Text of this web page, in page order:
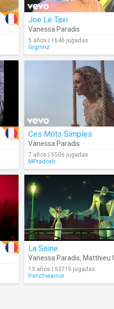
Joe Le Taxi
Vanessa Paradis
5 años | 1646 jugadas
Grgmnz
Ces Mots Simples
Vanessa Paradis
7 años | 5506 jugadas
MPradosh
La Seine
Vanessa Paradis, Matthieu
13 años | 53715 jugadas
frenchwarrior